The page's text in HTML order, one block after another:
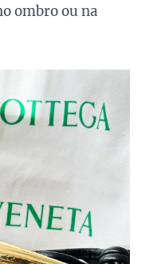
ombro ou na